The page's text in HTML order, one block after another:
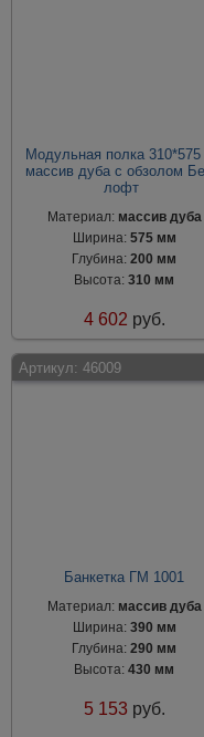
Модульная полка
массив дуба с обзолом
лофт
Материал: массив дуба
Ширина: 575 мм
Глубина:200 мм
Высота:310 мм
4 602 руб.
Артикул: 46009
Банкетка ГМ 1001
Материал: массив дуба
Ширина: 390 мм
Глубина:290 мм
Высота:430 мм
5 153 руб.